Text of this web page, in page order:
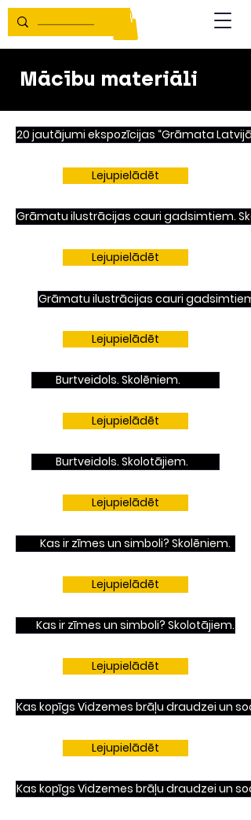
Mācību materiāli
20 jautājumi ekspozīcijas “Grāmata
Lejupielādēt
Grāmatu ilustrācijas cauri gadsimtiem.
Lejupielādēt
Grāmatu ilustrācijas cauri
Lejupielādēt
Burtveidols. Skolēniem.
Lejupielādēt
Burtveidols. Skolotājiem.
Lejupielādēt
Kas ir zīmes un simboli? Skolēniem.
Lejupielādēt
Kas ir zīmes un simboli? Skolotājiem.
Lejupielādēt
Kas kopīgs Vidzemes brāļu draudzei un
Lejupielādēt
Kas kopīgs Vidzemes brāļu draudzei un